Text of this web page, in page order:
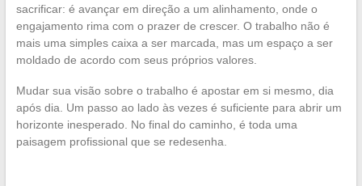
sacrificar: é avançar em direção a um alinhamento, onde o
engajamento rima com o prazer de crescer. O trabalho não é
mais uma simples caixa a ser marcada, mas um espaço a ser
moldado de acordo com seus próprios valores.
Mudar sua visão sobre o trabalho é apostar em si mesmo, dia
após dia. Um passo ao lado às vezes é suficiente para abrir um
horizonte inesperado. No final do caminho, é toda uma
paisagem profissional que se redesenha.